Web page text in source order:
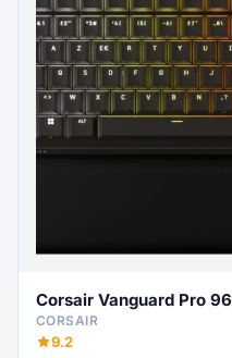
Corsair Vanguard Pro 96
CORSAIR
9.2